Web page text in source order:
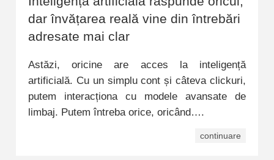
dar învățarea reală vine din întrebări
adresate mai clar
Astăzi, oricine are acces la inteligență
artificială. Cu un simplu cont și câteva clickuri,
putem interacționa cu modele avansate de
limbaj. Putem întreba orice, oricând….
continuare